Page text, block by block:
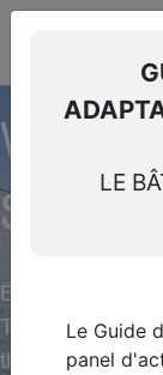
Barometers,
The Green
thus
LE
Le Guide
panel